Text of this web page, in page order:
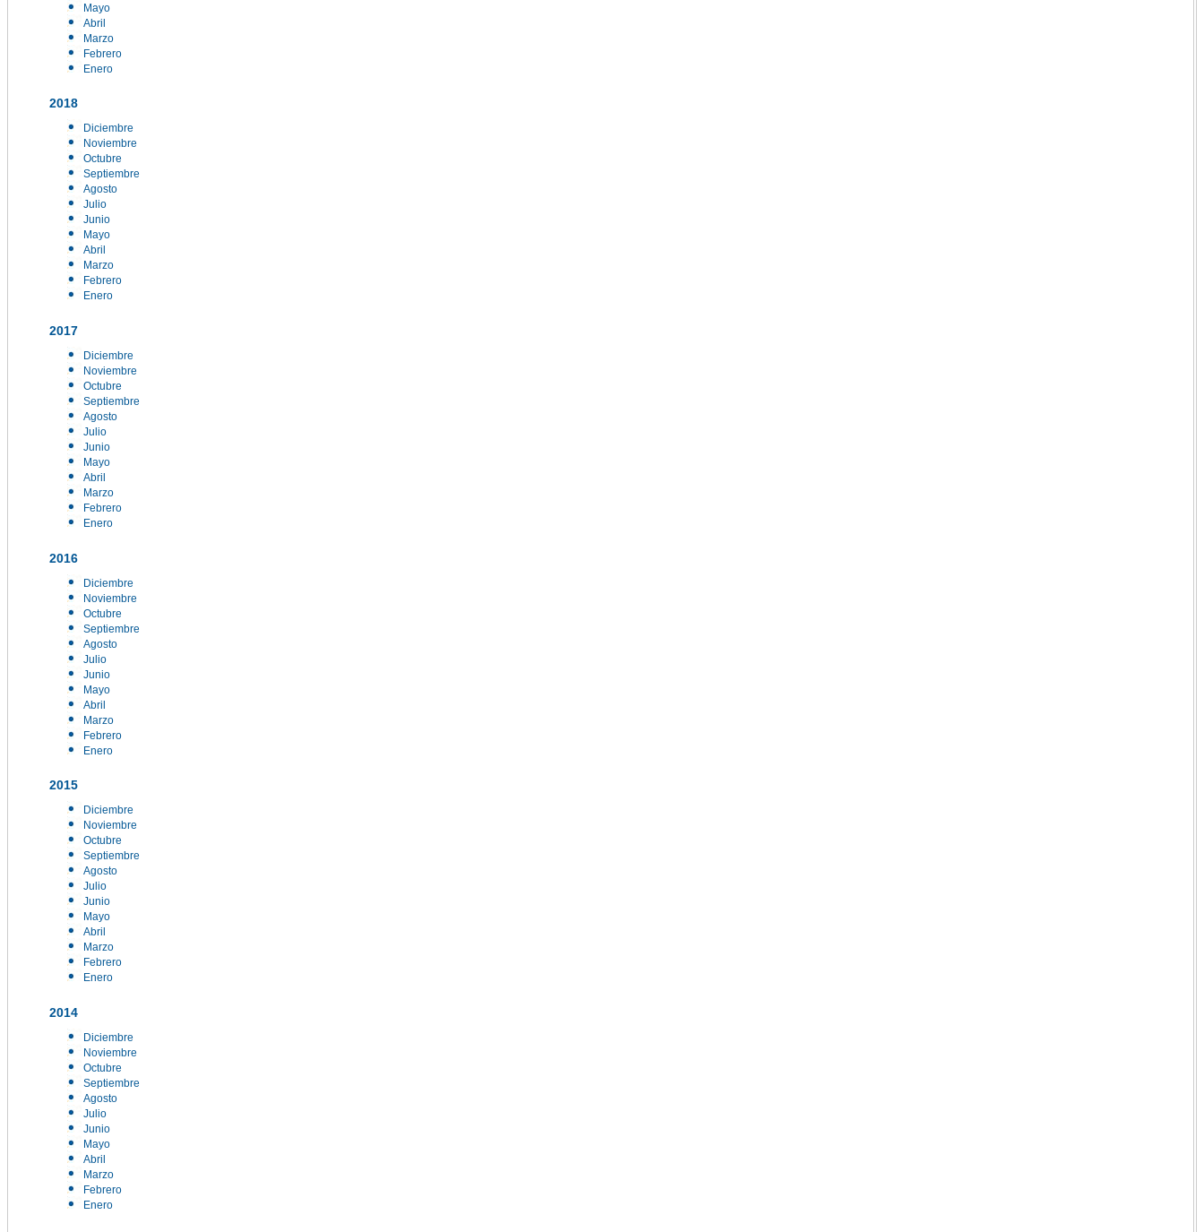
Mayo
Abril
Marzo
Febrero
Enero
2018
Diciembre
Noviembre
Octubre
Septiembre
Agosto
Julio
Junio
Mayo
Abril
Marzo
Febrero
Enero
2017
Diciembre
Noviembre
Octubre
Septiembre
Agosto
Julio
Junio
Mayo
Abril
Marzo
Febrero
Enero
2016
Diciembre
Noviembre
Octubre
Septiembre
Agosto
Julio
Junio
Mayo
Abril
Marzo
Febrero
Enero
2015
Diciembre
Noviembre
Octubre
Septiembre
Agosto
Julio
Junio
Mayo
Abril
Marzo
Febrero
Enero
2014
Diciembre
Noviembre
Octubre
Septiembre
Agosto
Julio
Junio
Mayo
Abril
Marzo
Febrero
Enero